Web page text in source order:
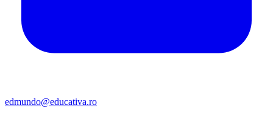
edmundo@educativa.ro